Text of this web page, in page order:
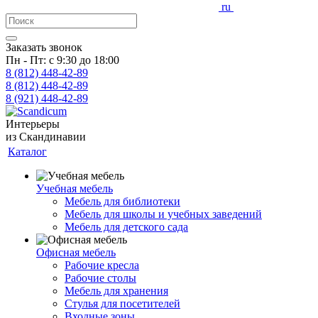
ru
Заказать звонок
Пн - Пт: с 9:30 до 18:00
8 (812) 448-42-89
8 (812) 448-42-89
8 (921) 448-42-89
Интерьеры
из Скандинавии
Каталог
Учебная мебель
Мебель для библиотеки
Мебель для школы и учебных заведений
Мебель для детского сада
Офисная мебель
Рабочие кресла
Рабочие столы
Мебель для хранения
Стулья для посетителей